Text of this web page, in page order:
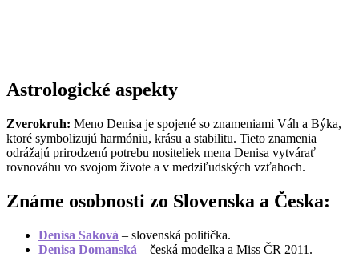
Astrologické aspekty
Zverokruh: Meno Denisa je spojené so znameniami Váh a Býka,
ktoré symbolizujú harmóniu, krásu a stabilitu. Tieto znamenia
odrážajú prirodzenú potrebu nositeliek mena Denisa vytvárať
rovnováhu vo svojom živote a v medziľudských vzťahoch.
Známe osobnosti zo Slovenska a Česka:
Denisa Saková – slovenská politička.
Denisa Domanská – česká modelka a Miss ČR 2011.